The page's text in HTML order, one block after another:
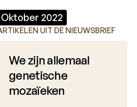
Oktober 2022
UIT DE NIEUWSBRIEF
We zijn allemaal
genetische
mozaïeken